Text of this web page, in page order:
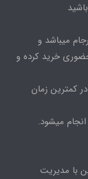
میباشد و
خرید کرده و
کمترین زمان
میشود.
با مدیریت